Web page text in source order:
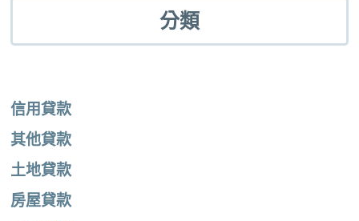
分類
信用貸款
其他貸款
土地貸款
房屋貸款